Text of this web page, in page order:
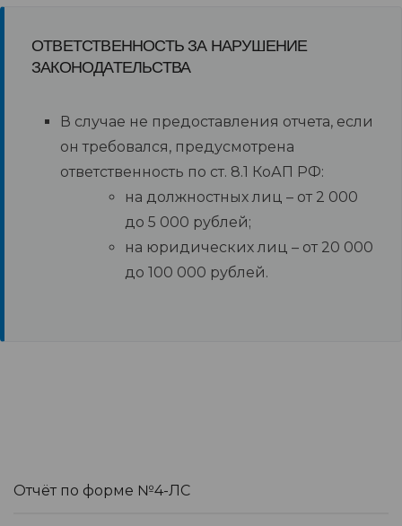
ОТВЕТСТВЕННОСТЬ ЗА НАРУШЕНИЕ
ЗАКОНОДАТЕЛЬСТВА
В случае не предоставления отчета, если
он требовался, предусмотрена
ответственность по ст. 8.1 КоАП РФ:
на должностных лиц – от 2 000
до 5 000 рублей;
на юридических лиц – от 20 000
до 100 000 рублей.
Отчёт по форме №4-ЛС